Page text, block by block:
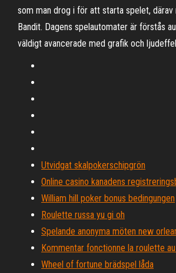
som man drog i för att starta spelet, därav
Bandit. Dagens spelautomater är förstås
väldigt avancerade med grafik och
Utvidgat skalpokerschipgrön
Online casino kanadens
William hill poker bonus bedingungen
Roulette russa yu gi oh
Spelande anonyma möten new
Kommentar fonctionne la roulette
Wheel of fortune brädspel låda